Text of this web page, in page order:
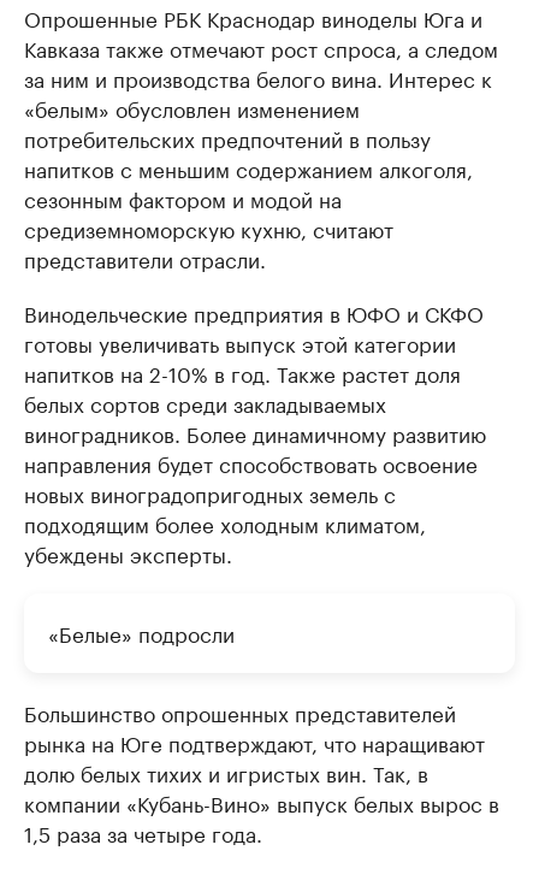
Опрошенные РБК Краснодар виноделы Юга и
Кавказа также отмечают рост спроса, а следом
за ним и производства белого вина. Интерес к
«белым» обусловлен изменением
потребительских предпочтений в пользу
напитков с меньшим содержанием алкоголя,
сезонным фактором и модой на
средиземноморскую кухню, считают
представители отрасли.
Винодельческие предприятия в ЮФО и СКФО
готовы увеличивать выпуск этой категории
напитков на 2-10% в год. Также растет доля
белых сортов среди закладываемых
виноградников. Более динамичному развитию
направления будет способствовать освоение
новых виноградопригодных земель с
подходящим более холодным климатом,
убеждены эксперты.
«Белые» подросли
Большинство опрошенных представителей
рынка на Юге подтверждают, что наращивают
долю белых тихих и игристых вин. Так, в
компании «Кубань-Вино» выпуск белых вырос в
1,5 раза за четыре года.